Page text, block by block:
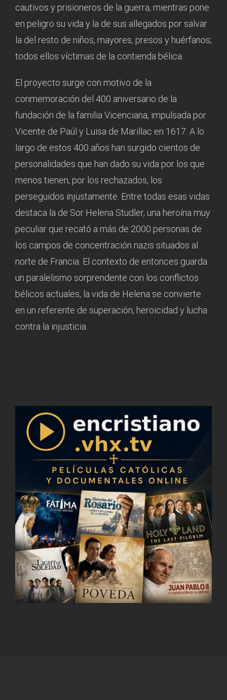
cautivos y prisioneros de la guerra, mientras pone
en peligro su vida y la de sus allegados por salvar
la del resto de niños, mayores, presos y huérfanos;
todos ellos víctimas de la contienda bélica.
El proyecto surge con motivo de la
conmemoración del 400 aniversario de la
fundación de la familia Vicenciana, impulsada por
Vicente de Paúl y Luisa de Marillac en 1617. A lo
largo de estos 400 años han surgido cientos de
personalidades que han dado su vida por los que
menos tienen, por los rechazados, los
perseguidos injustamente. Entre todas esas vidas
destaca la de Sor Helena Studler, una heroína muy
peculiar que recató a más de 2000 personas de
los campos de concentración nazis situados al
norte de Francia. El contexto de entonces guarda
un paralelismo sorprendente con los conflictos
bélicos actuales, la vida de Helena se convierte
en un referente de superación, heroicidad y lucha
contra la injusticia.